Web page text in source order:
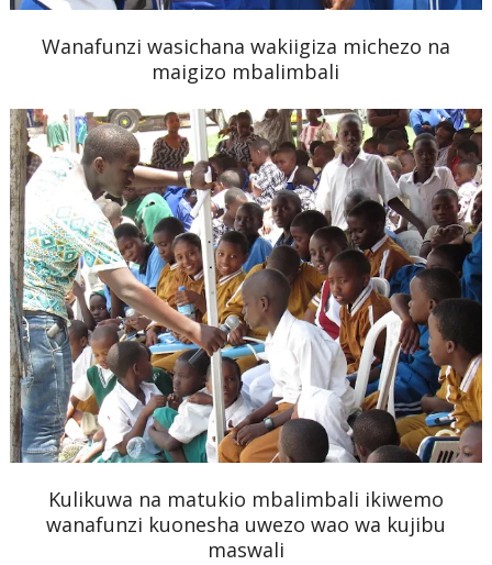
Wanafunzi wasichana wakiigiza michezo na
maigizo mbalimbali
Kulikuwa na matukio mbalimbali ikiwemo
wanafunzi kuonesha uwezo wao wa kujibu
maswali